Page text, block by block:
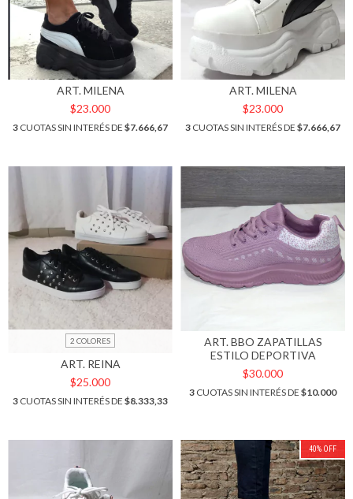
ART. MILENA
$23.000
3 CUOTAS SIN INTERÉS DE $7.666,67
ART. MILENA
$23.000
3 CUOTAS SIN INTERÉS DE $7.666,67
2 COLORES
ART. REINA
$25.000
3 CUOTAS SIN INTERÉS DE $8.333,33
ART. BBO ZAPATILLAS
ESTILO DEPORTIVA
$30.000
3 CUOTAS SIN INTERÉS DE $10.000
40% OFF